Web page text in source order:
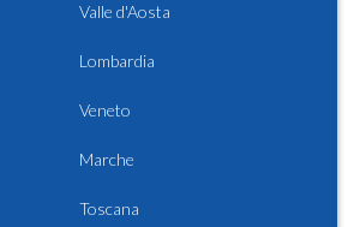
Valle d'Aosta
Lombardia
Veneto
Marche
Toscana